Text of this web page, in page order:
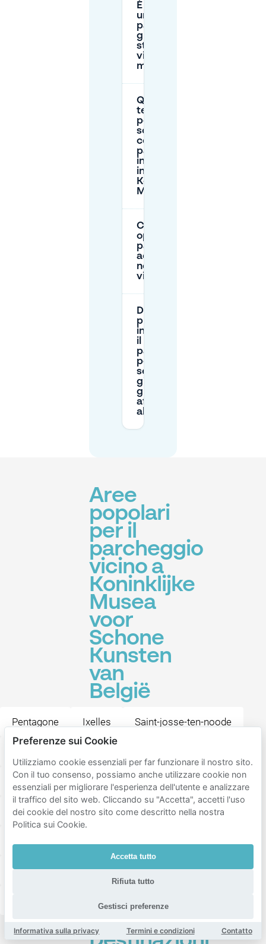
È presente
un
parcheggio
gratuito in
strada
vicino al
museo?
Quanto
tempo
posso
sostare
con il
parcheggio
in strada
intorno ai
Koninklijke
Musea?
Ci sono
opzioni di
parcheggio
accessibile
nelle
vicinanze?
Devo
prenotare
in anticipo
il
parcheggio
per le
serate o i
giorni di
grande
affluenza
al museo?
Aree
popolari
per il
parcheggio
vicino a
Koninklijke
Musea
voor
Schone
Kunsten
van
België
Pentagone Ixelles Saint-josse-ten-noode
Waterloolaan Potaarde Koningswijk
Het Voor Grand Place Stalingrad
Freedom Quarter Leopold Quarter Congres
Ste Catherine
Preferenze sui Cookie
Utilizziamo cookie essenziali per far funzionare il nostro sito.
Con il tuo consenso, possiamo anche utilizzare cookie non
essenziali per migliorare l'esperienza dell'utente e analizzare
il traffico del sito web. Cliccando su "Accetta", accetti l'uso
dei cookie del nostro sito come descritto nella nostra
Politica sui Cookie.
Accetta tutto
Rifiuta tutto
Gestisci preferenze
Informativa sulla privacy Termini e condizioni Contatto